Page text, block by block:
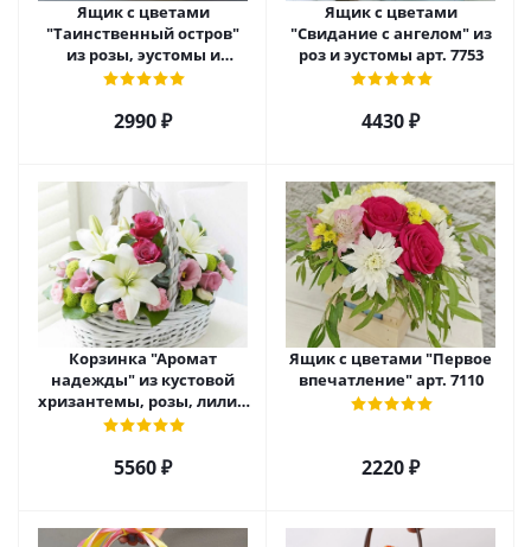
Ящик с цветами
"Таинственный остров"
из розы, эустомы и
диантуса арт. 7754
2990 ₽
Ящик с цветами
"Свидание с ангелом" из
роз и эустомы арт. 7753
4430 ₽
Корзинка "Аромат
надежды" из кустовой
хризантемы, розы, лилий
и эустомы. арт. 7751
5560 ₽
Ящик с цветами "Первое
впечатление" арт. 7110
2220 ₽